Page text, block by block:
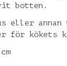
botten.
eller
för kökets